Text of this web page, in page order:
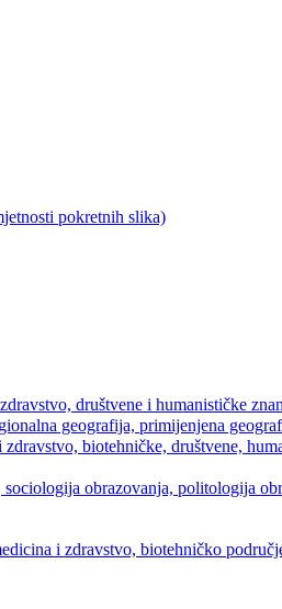
pokretnih slika)
društvene i humanističke
geografija, primijenjena
biotehničke, društvene,
obrazovanja, politologija
i zdravstvo, biotehničko